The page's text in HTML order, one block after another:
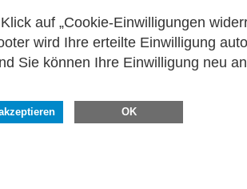
DIREKT ZU
FeRD
auf „Cookie-Einwilligungen
wird Ihre erteilte Einwilligung
Sie können Ihre Einwilligung neu
OK